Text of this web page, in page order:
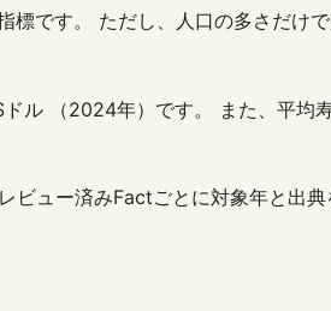
標です。 ただし、人口の多さだけ
ル （2024年）です。 また、平均
ビュー済みFactごとに対象年と出典